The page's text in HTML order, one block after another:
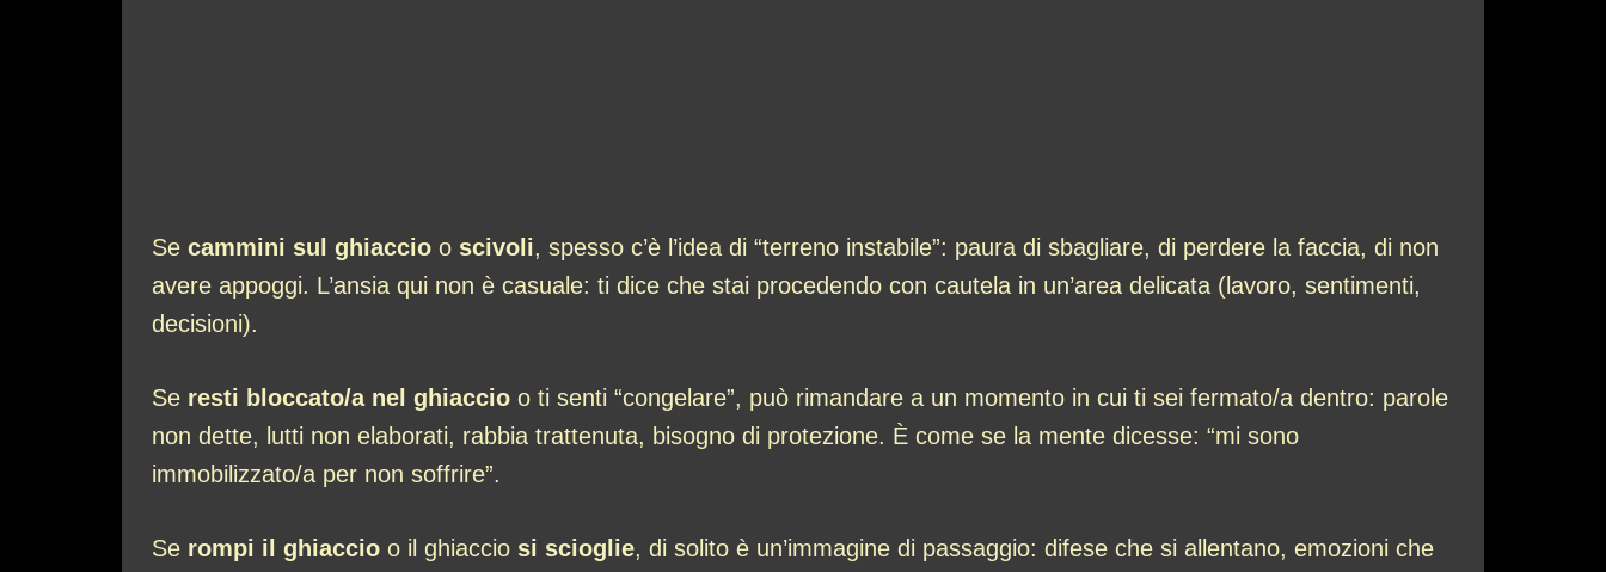
Se cammini sul ghiaccio o scivoli, spesso c’è l’idea di “terreno instabile”: paura di sbagliare, di perdere la faccia, di non
avere appoggi. L’ansia qui non è casuale: ti dice che stai procedendo con cautela in un’area delicata (lavoro, sentimenti,
decisioni).
Se resti bloccato/a nel ghiaccio o ti senti “congelare”, può rimandare a un momento in cui ti sei fermato/a dentro: parole
non dette, lutti non elaborati, rabbia trattenuta, bisogno di protezione. È come se la mente dicesse: “mi sono
immobilizzato/a per non soffrire”.
Se rompi il ghiaccio o il ghiaccio si scioglie, di solito è un’immagine di passaggio: difese che si allentano, emozioni che